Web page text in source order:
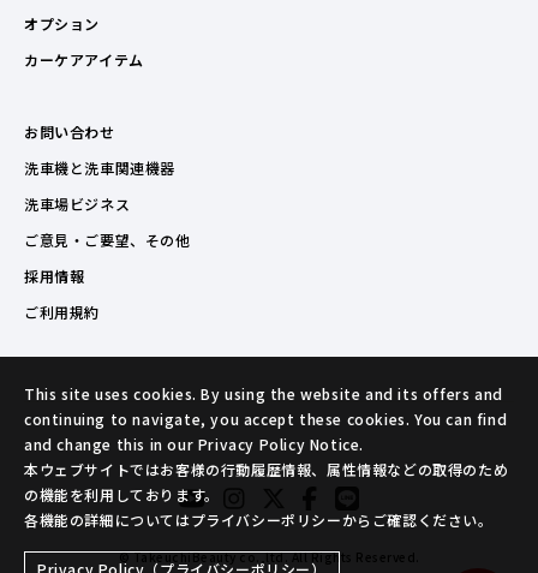
オプション
カーケアアイテム
お問い合わせ
洗車機と洗車関連機器
洗車場ビジネス
ご意見・ご要望、その他
採用情報
ご利用規約
© TakeuchiBeauty co.,ltd. All Rights Reserved.
This site uses cookies. By using the website and its offers and
continuing to navigate, you accept these cookies. You can find
and change this in our Privacy Policy Notice.
本ウェブサイトではお客様の行動履歴情報、属性情報などの取得のため
の機能を利用しております。
各機能の詳細についてはプライバシーポリシーからご確認ください。
Privacy Policy（プライバシーポリシー）